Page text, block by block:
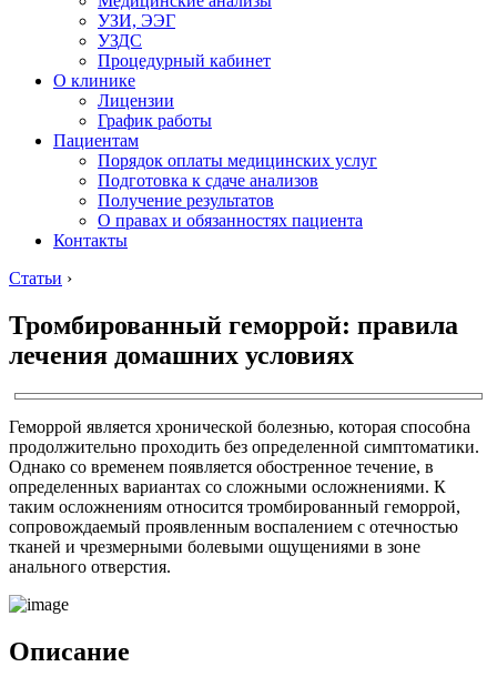
УЗИ, ЭЭГ
УЗДС
Процедурный кабинет
О клинике
Лицензии
График работы
Пациентам
Порядок оплаты медицинских услуг
Подготовка к сдаче анализов
Получение результатов
О правах и обязанностях пациента
Контакты
Статьи ›
Тромбированный геморрой: правила
лечения домашних условиях
Геморрой является хронической болезнью, которая способна
продолжительно проходить без определенной симптоматики.
Однако со временем появляется обостренное течение, в
определенных вариантах со сложными осложнениями. К
таким осложнениям относится тромбированный геморрой,
сопровождаемый проявленным воспалением с отечностью
тканей и чрезмерными болевыми ощущениями в зоне
анального отверстия.
Описание